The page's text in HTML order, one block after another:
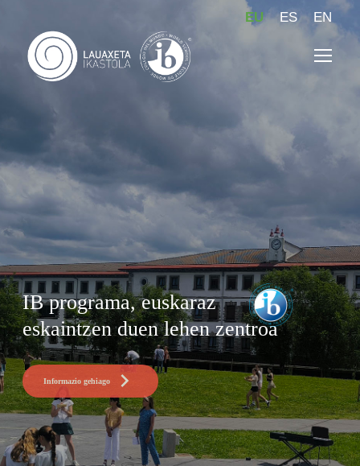
EU ES EN
IB programa, euskaraz
eskaintzen duen lehen zentroa